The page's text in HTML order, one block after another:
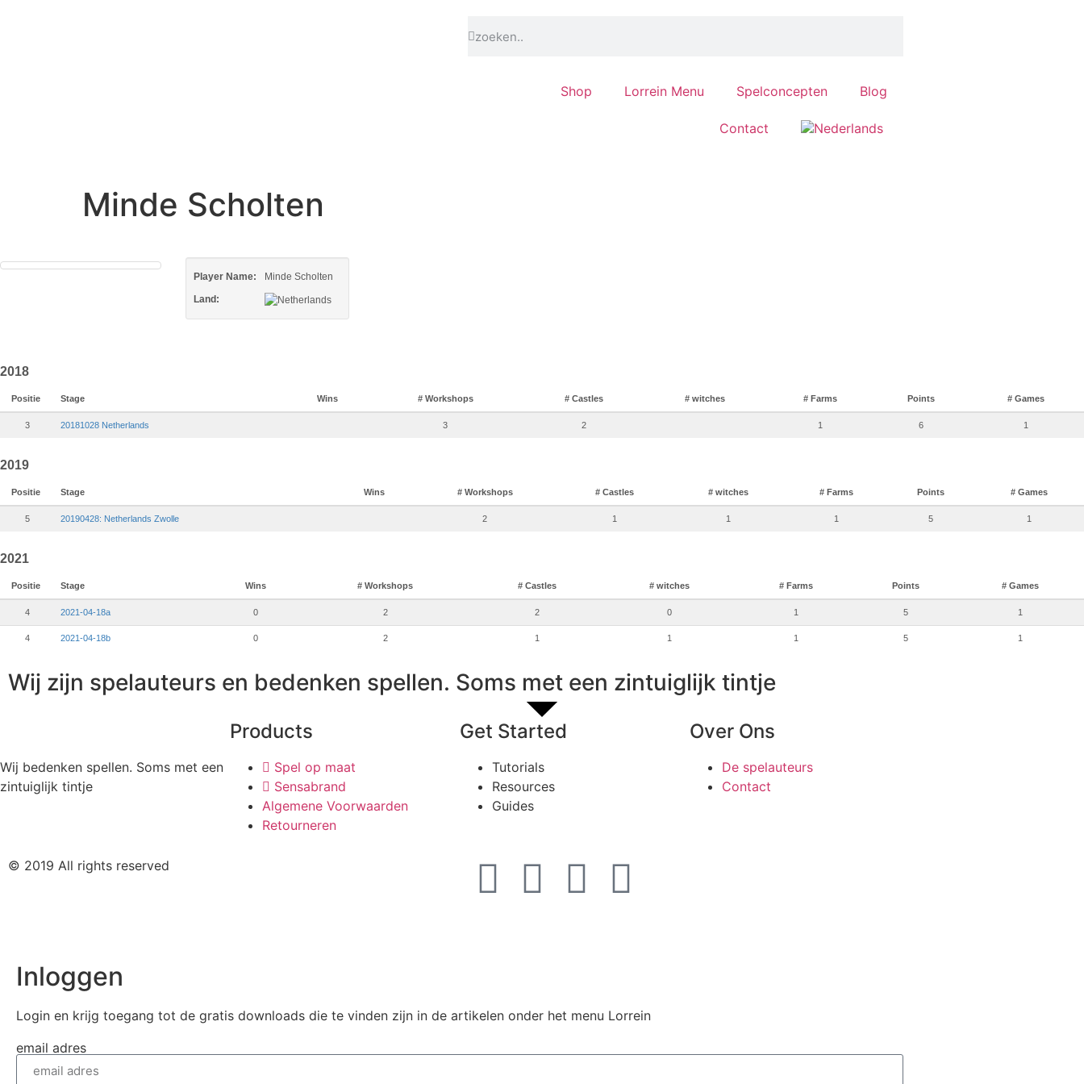
Shop Lorrein Menu Spelconcepten Blog
Contact
Minde Scholten
Player Name:
Minde Scholten
Land:
2018
Positie Stage Wins # Workshops # Castles # witches # Farms Points # Games
3 20181028 Netherlands 3 2 1 6 1
2019
Positie Stage Wins # Workshops # Castles # witches # Farms Points # Games
5 20190428: Netherlands Zwolle 2 1 1 1 5 1
2021
Positie Stage Wins # Workshops # Castles # witches # Farms Points # Games
4 2021-04-18a 0 2 2 0 1 5 1
4 2021-04-18b 0 2 1 1 1 5 1
Wij zijn spelauteurs en bedenken spellen. Soms met een zintuiglijk tintje
Wij bedenken spellen. Soms met een
zintuiglijk tintje
Products
Spel op maat
Sensabrand
Algemene Voorwaarden
Retourneren
Get Started
Tutorials
Resources
Guides
Over Ons
De spelauteurs
Contact
© 2019 All rights reserved
Inloggen
Login en krijg toegang tot de gratis downloads die te vinden zijn in de artikelen onder het menu Lorrein
email adres